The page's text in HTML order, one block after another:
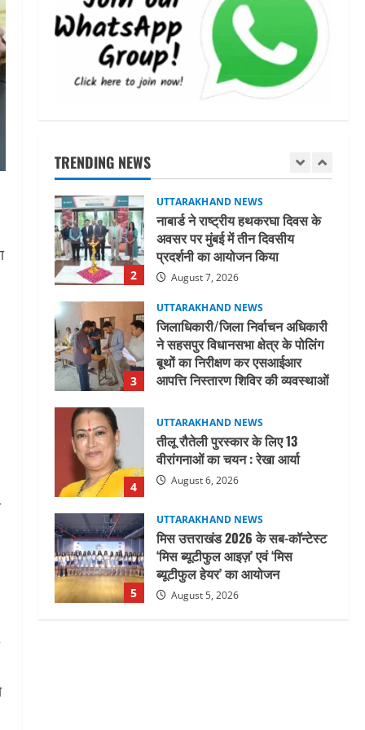
TRENDING NEWS
5
मिस उत्तराखंड 2026 के सब-कॉन्टेस्ट
‘मिस ब्यूटीफुल आइज़’ एवं ‘मिस
ब्यूटीफुल हेयर’ का आयोजन
August 5, 2026
1
UTTARAKHAND NEWS
नियमावली-2026 को मिली मंजूरी
August 7, 2026
2
UTTARAKHAND NEWS
नाबार्ड ने राष्ट्रीय हथकरघा दिवस के
अवसर पर मुंबई में तीन दिवसीय
प्रदर्शनी का आयोजन किया
August 7, 2026
3
UTTARAKHAND NEWS
जिलाधिकारी/जिला निर्वाचन अधिकारी
ने सहसपुर विधानसभा क्षेत्र के पोलिंग
बूथों का निरीक्षण कर एसआईआर
आपत्ति निस्तारण शिविर की व्यवस्थाओं
August 6, 2026
4
UTTARAKHAND NEWS
तीलू रौतेली पुरस्कार के लिए 13
वीरांगनाओं का चयन : रेखा आर्या
August 6, 2026
5
UTTARAKHAND NEWS
मिस उत्तराखंड 2026 के सब-कॉन्टेस्ट
‘मिस ब्यूटीफुल आइज़’ एवं ‘मिस
ब्यूटीफुल हेयर’ का आयोजन
August 5, 2026